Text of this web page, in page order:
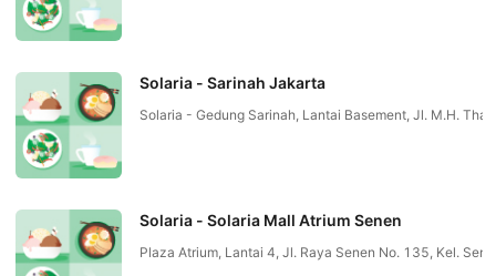
Solaria - Sarinah Jakarta
Solaria - Gedung Sarinah, Lantai Basement, Jl. M.H.
Solaria - Solaria Mall Atrium Senen
Plaza Atrium, Lantai 4, Jl. Raya Senen No. 135, Kel.